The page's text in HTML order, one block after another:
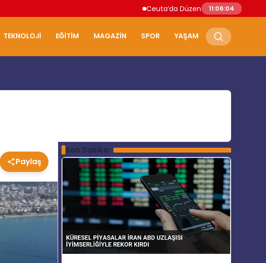
Ceuta’da Düzensiz Göçmen Akını:
11:06:05
TEKNOLOJI EĞITIM MAGAZIN SPOR YAŞAM
Paylaş
Son Dakika